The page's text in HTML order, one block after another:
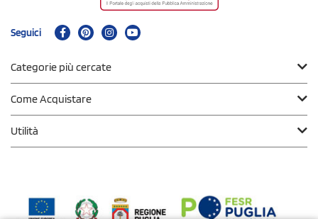
Seguici
Categorie più cercate
Come Acquistare
Utilità